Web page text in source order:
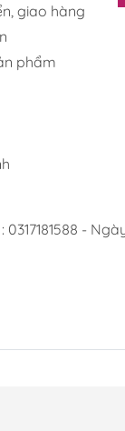
giao hàng
phẩm
0317181588 -